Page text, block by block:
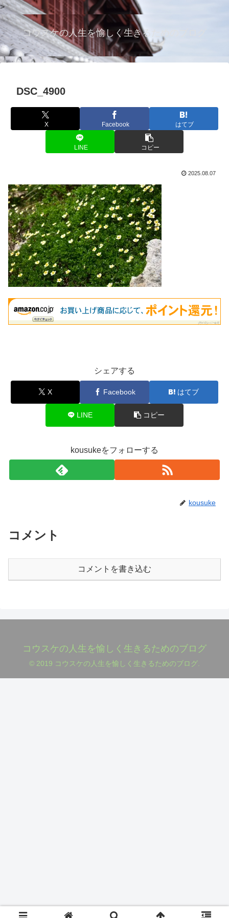
>
コウスケの人生を愉しく生きるためのブログ
DSC_4900
X Facebook はてブ
LINE コピー
2025.08.07
シェアする
X Facebook はてブ
LINE コピー
kousukeをフォローする
kousuke
コメント
コメントを書き込む
コウスケの人生を愉しく生きるためのブログ
© 2019 コウスケの人生を愉しく生きるためのブログ.